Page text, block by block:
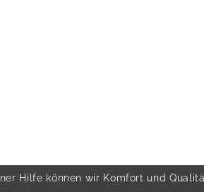
Hilfe können wir Komfort und